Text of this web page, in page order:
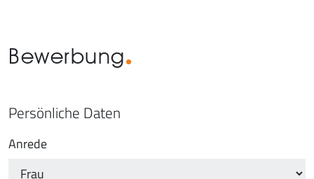
Bewerbung
Persönliche Daten
Anrede